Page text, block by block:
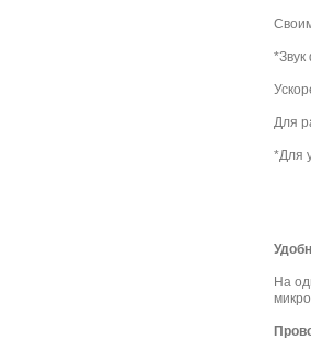
Для
*Для
На